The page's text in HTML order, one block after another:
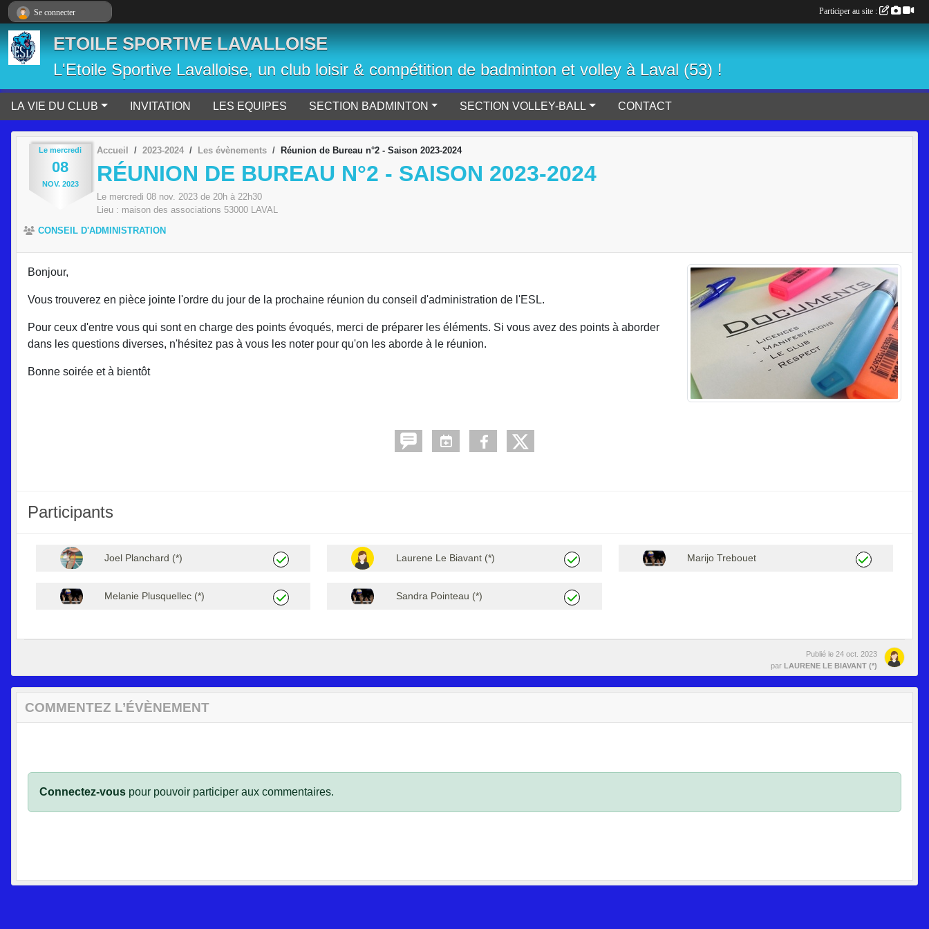
ETOILE SPORTIVE LAVALLOISE
L'Etoile Sportive Lavalloise, un club loisir & compétition de badminton et volley à Laval (53) !
LA VIE DU CLUB INVITATION LES EQUIPES SECTION BADMINTON SECTION VOLLEY-BALL CONTACT
Le mercredi
08
NOV. 2023
Accueil 2023-2024 Les évènements Réunion de Bureau n°2 - Saison 2023-2024
RÉUNION DE BUREAU N°2 - SAISON 2023-2024
Le mercredi 08 nov. 2023 de 20h à 22h30
Lieu : maison des associations 53000 LAVAL
CONSEIL D'ADMINISTRATION
Bonjour,
Vous trouverez en pièce jointe l'ordre du jour de la prochaine réunion du conseil d'administration de l'ESL.
Pour ceux d'entre vous qui sont en charge des points évoqués, merci de préparer les éléments. Si vous avez des points à aborder
dans les questions diverses, n'hésitez pas à vous les noter pour qu'on les aborde à le réunion.
Bonne soirée et à bientôt
Participants
Joel Planchard (*) Laurene Le Biavant (*) Marijo Trebouet
Melanie Plusquellec (*) Sandra Pointeau (*)
Publié le 24 oct. 2023
par LAURENE LE BIAVANT (*)
COMMENTEZ L’ÉVÈNEMENT
Connectez-vous pour pouvoir participer aux commentaires.
Se connecter Participer au site :
Panneau de gestion des cookies